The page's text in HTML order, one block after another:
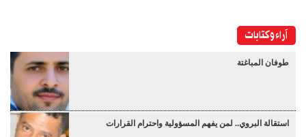
آراء وكتابات
طوفان المباغتة
استقالة البروي.. لمن يفهم المسؤولية واحترام القرارات